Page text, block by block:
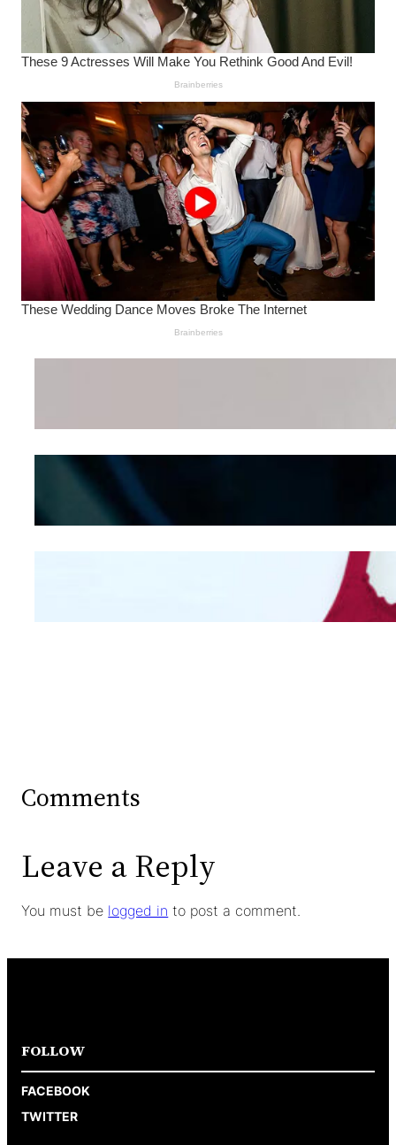
Wanita Pamer Pakaian
Kepribadian
Mengintip Kepribadian
Wanita Dari Warna Bra
Comments
Leave a Reply
You must be logged in to post a comment.
FOLLOW
FACEBOOK
TWITTER